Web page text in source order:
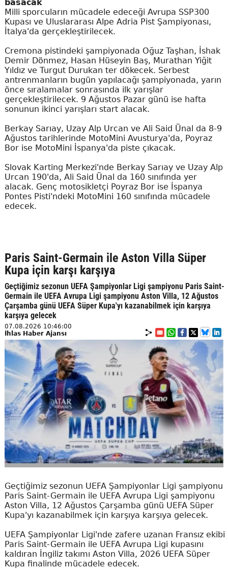
basacak
Milli sporcuların mücadele edeceği Avrupa SSP300
Kupası ve Uluslararası Alpe Adria Pist Şampiyonası,
İtalya'da gerçekleştirilecek.
Cremona pistindeki şampiyonada Oğuz Taşhan, İshak
Demir Dönmez, Hasan Hüseyin Baş, Murathan Yiğit
Yıldız ve Turgut Durukan ter dökecek. Serbest
antrenmanların bugün yapılacağı şampiyonada, yarın
önce sıralamalar sonrasında ilk yarışlar
gerçekleştirilecek. 9 Ağustos Pazar günü ise hafta
sonunun ikinci yarışları start alacak.
Berkay Sarıay, Uzay Alp Urcan ve Ali Said Ünal da 8-9
Ağustos tarihlerinde MotoMini Avusturya'da, Poyraz
Bor ise MotoMini İspanya'da piste çıkacak.
Slovak Karting Merkezi'nde Berkay Sarıay ve Uzay Alp
Urcan 190'da, Ali Said Ünal da 160 sınıfında yer
alacak. Genç motosikletçi Poyraz Bor ise İspanya
Pontes Pisti'ndeki MotoMini 160 sınıfında mücadele
edecek.
Paris Saint-Germain ile Aston Villa Süper
Kupa için karşı karşıya
Geçtiğimiz sezonun UEFA Şampiyonlar Ligi şampiyonu Paris Saint-
Germain ile UEFA Avrupa Ligi şampiyonu Aston Villa, 12 Ağustos
Çarşamba günü UEFA Süper Kupa'yı kazanabilmek için karşıya
karşıya gelecek
07.08.2026 10:46:00
İhlas Haber Ajansı
Geçtiğimiz sezonun UEFA Şampiyonlar Ligi şampiyonu
Paris Saint-Germain ile UEFA Avrupa Ligi şampiyonu
Aston Villa, 12 Ağustos Çarşamba günü UEFA Süper
Kupa'yı kazanabilmek için karşıya karşıya gelecek.
UEFA Şampiyonlar Ligi'nde zafere uzanan Fransız ekibi
Paris Saint-Germain ile UEFA Avrupa Ligi kupasını
kaldıran İngiliz takımı Aston Villa, 2026 UEFA Süper
Kupa finalinde mücadele edecek.